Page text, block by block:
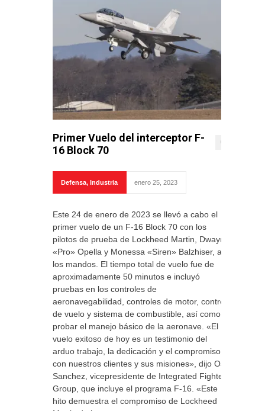
Primer Vuelo del interceptor F-
16 Block 70
0
Defensa, Industria enero 25, 2023
Este 24 de enero de 2023 se llevó a cabo el
primer vuelo de un F-16 Block 70 con los
pilotos de prueba de Lockheed Martin, Dwayne
«Pro» Opella y Monessa «Siren» Balzhiser, a
los mandos. El tiempo total de vuelo fue de
aproximadamente 50 minutos e incluyó
pruebas en los controles de
aeronavegabilidad, controles de motor, control
de vuelo y sistema de combustible, así como
probar el manejo básico de la aeronave. «El
vuelo exitoso de hoy es un testimonio del
arduo trabajo, la dedicación y el compromiso
con nuestros clientes y sus misiones», dijo OJ
Sanchez, vicepresidente de Integrated Fighter
Group, que incluye el programa F-16. «Este
hito demuestra el compromiso de Lockheed